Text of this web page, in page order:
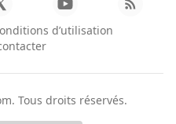
d’utilisation
. Tous droits réservés.